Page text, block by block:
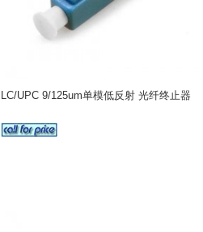
LC/UPC 9/125um单模低反射 光纤终止器